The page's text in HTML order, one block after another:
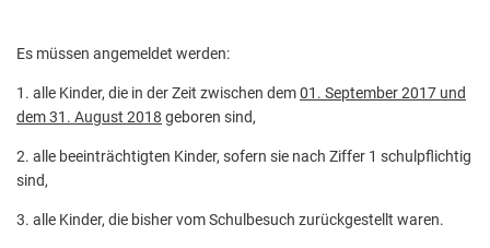
Es müssen angemeldet werden:
1. alle Kinder, die in der Zeit zwischen dem01. September 2017 und
dem 31. August 2018 geboren sind,
2. alle beeinträchtigten Kinder, sofern sie nach Ziffer 1 schulpflichtig
sind,
3. alle Kinder, die bisher vom Schulbesuch zurückgestellt waren.